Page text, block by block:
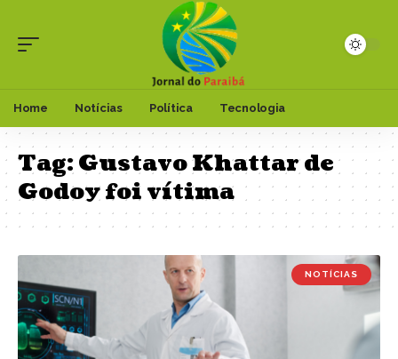
Home Notícias Política Tecnologia
Tag:Gustavo Khattar de
Godoy foi vítima
NOTÍCIAS